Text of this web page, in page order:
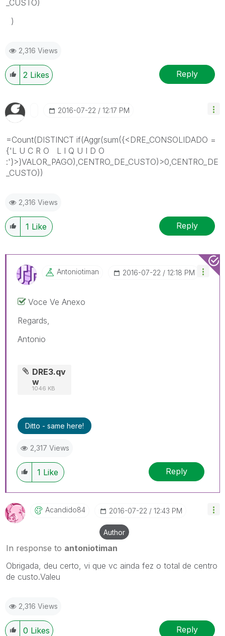
_CUSTO)
)
2,316 Views
2 Likes Reply
‎2016-07-22 12:17 PM
=Count(DISTINCT if(Aggr(sum({<DRE_CONSOLIDADO =
{'L U C R O L I Q U I D O
:'}>}VALOR_PAGO),CENTRO_DE_CUSTO)>0,CENTRO_DE
_CUSTO))
2,316 Views
1 Like Reply
Antoniotiman ‎2016-07-22 12:18 PM
Voce Ve Anexo
Regards,
Antonio
DRE3.qv
w
1046 KB
Ditto - same here!
2,317 Views
1 Like Reply
Acandido84 ‎2016-07-22 12:43 PM
Author
In response to antoniotiman
Obrigada, deu certo, vi que vc ainda fez o total de centro
de custo.Valeu
2,316 Views
0 Likes Reply